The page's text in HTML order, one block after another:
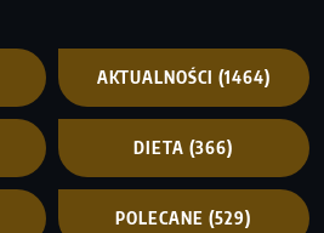
AKTUALNOŚCI (1464)
DIETA (366)
POLECANE (529)